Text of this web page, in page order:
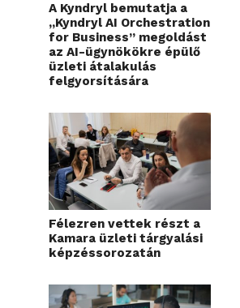
A Kyndryl bemutatja a
„Kyndryl AI Orchestration
for Business” megoldást
az AI-ügynökökre épülő
üzleti átalakulás
felgyorsítására
Félezren vettek részt a
Kamara üzleti tárgyalási
képzéssorozatán